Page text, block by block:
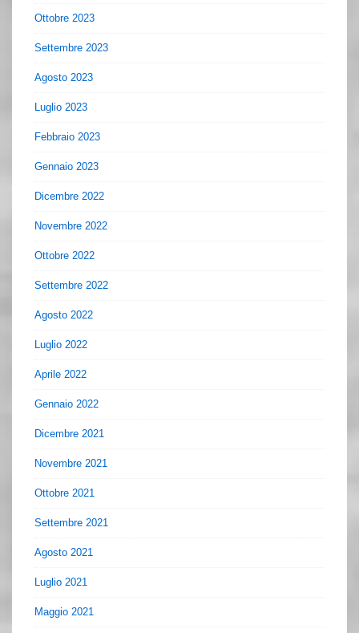
Ottobre 2023
Settembre 2023
Agosto 2023
Luglio 2023
Febbraio 2023
Gennaio 2023
Dicembre 2022
Novembre 2022
Ottobre 2022
Settembre 2022
Agosto 2022
Luglio 2022
Aprile 2022
Gennaio 2022
Dicembre 2021
Novembre 2021
Ottobre 2021
Settembre 2021
Agosto 2021
Luglio 2021
Maggio 2021